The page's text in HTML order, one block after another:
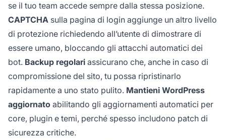
se il tuo team accede sempre dalla stessa posizione.
CAPTCHA sulla pagina di login aggiunge un altro livello
di protezione richiedendo all’utente di dimostrare di
essere umano, bloccando gli attacchi automatici dei
bot. Backup regolari assicurano che, anche in caso di
compromissione del sito, tu possa ripristinarlo
rapidamente a uno stato pulito. Mantieni WordPress
aggiornato abilitando gli aggiornamenti automatici per
core, plugin e temi, perché spesso includono patch di
sicurezza critiche.